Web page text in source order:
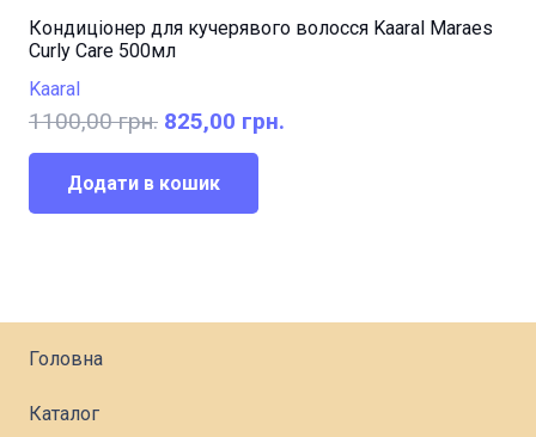
Кондиціонер для кучерявого волосся Kaaral Maraes
Curly Care 500мл
Kaaral
1100,00грн. Оригінальна
ціна:
1100,00 грн..
825,00 грн.
Додати в кошик
Головна
Каталог